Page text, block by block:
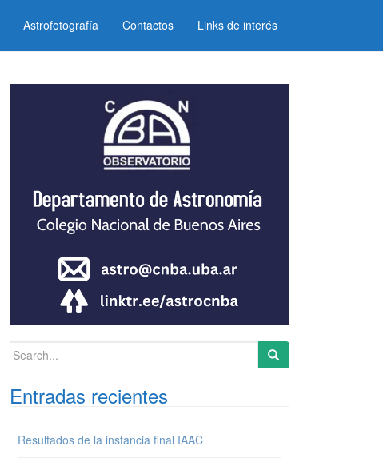
Astrofotografía Contactos Links de interés
Search for:
Entradas recientes
Resultados de la instancia final IAAC